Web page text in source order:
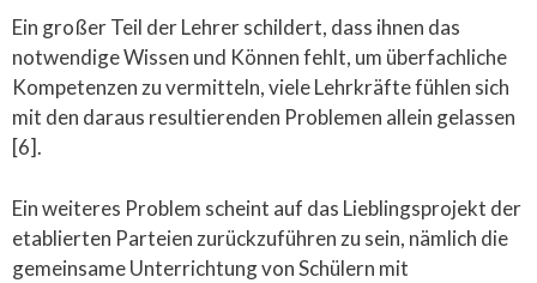
Ein großer Teil der Lehrer schildert, dass ihnen das
notwendige Wissen und Können fehlt, um überfachliche
Kompetenzen zu vermitteln, viele Lehrkräfte fühlen sich
mit den daraus resultierenden Problemen allein gelassen
[6].
Ein weiteres Problem scheint auf das Lieblingsprojekt der
etablierten Parteien zurückzuführen zu sein, nämlich die
gemeinsame Unterrichtung von Schülern mit